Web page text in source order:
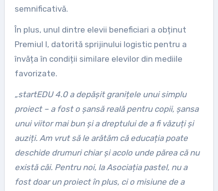
semnificativă.
În plus, unul dintre elevii beneficiari a obținut
Premiul I, datorită sprijinului logistic pentru a
învăța în condiții similare elevilor din mediile
favorizate.
„startEDU 4.0 a depășit granițele unui simplu
proiect – a fost o șansă reală pentru copii, șansa
unui viitor mai bun și a dreptului de a fi văzuți și
auziți. Am vrut să le arătăm că educația poate
deschide drumuri chiar și acolo unde părea că nu
există căi. Pentru noi, la Asociația pastel, nu a
fost doar un proiect în plus, ci o misiune de a